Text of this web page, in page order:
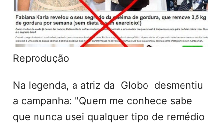
Reprodução
Na legenda, a atriz da Globo desmentiu
a campanha: "Quem me conhece sabe
que nunca usei qualquer tipo de remédio